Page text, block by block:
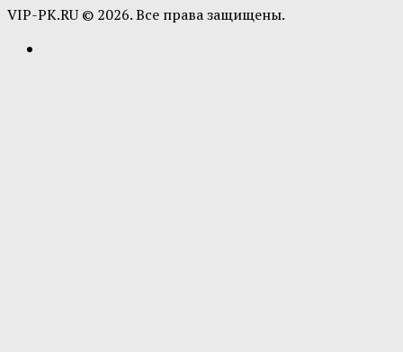
VIP-PK.RU © 2026. Все права защищены.